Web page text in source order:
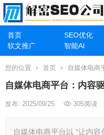
首页 SEO优化
软文推广
智能AI
您的位置 首页 自媒体电商
自媒体电商平台：内容
发布: 2025/09/25 305阅读
自媒体电商平台以 “让内